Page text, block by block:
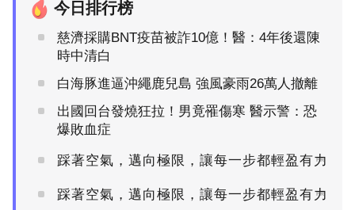
今日排行榜
慈濟採購BNT疫苗被詐10億！醫：4年後還陳
時中清白
白海豚進逼沖繩鹿兒島 強風豪雨26萬人撤離
出國回台發燒狂拉！男竟罹傷寒 醫示警：恐
爆敗血症
踩著空氣，邁向極限，讓每一步都輕盈有力
PR
踩著空氣，邁向極限，讓每一步都輕盈有力
PR